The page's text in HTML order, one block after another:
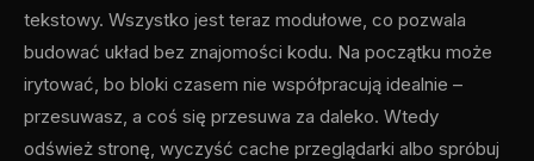
tekstowy. Wszystko jest teraz modułowe, co pozwala
budować układ bez znajomości kodu. Na początku może
irytować, bo bloki czasem nie współpracują idealnie –
przesuwasz, a coś się przesuwa za daleko. Wtedy
odśwież stronę, wyczyść cache przeglądarki albo spróbuj